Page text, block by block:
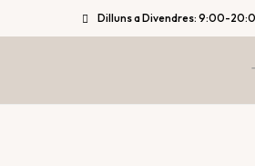
Dilluns a Divendres: 9:00-